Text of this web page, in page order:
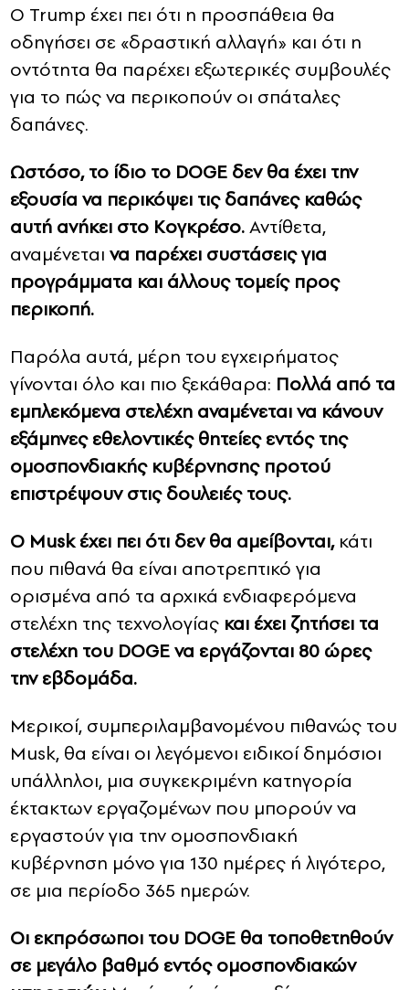
Ο Trump έχει πει ότι η προσπάθεια θα
οδηγήσει σε «δραστική αλλαγή» και ότι η
οντότητα θα παρέχει εξωτερικές συμβουλές
για το πώς να περικοπούν οι σπάταλες
δαπάνες.
Ωστόσο, το ίδιο το DOGE δεν θα έχει την
εξουσία να περικόψει τις δαπάνες καθώς
αυτή ανήκει στο Κογκρέσο.Αντίθετα,
αναμένεται να παρέχει συστάσεις για
προγράμματα και άλλους τομείς προς
περικοπή.
Παρόλα αυτά, μέρη του εγχειρήματος
γίνονται όλο και πιο ξεκάθαρα: Πολλά από τα
εμπλεκόμενα στελέχη αναμένεται να κάνουν
εξάμηνες εθελοντικές θητείες εντός της
ομοσπονδιακής κυβέρνησης προτού
επιστρέψουν στις δουλειές τους.
Ο Musk έχει πει ότι δεν θα αμείβονται,κάτι
που πιθανά θα είναι αποτρεπτικό για
ορισμένα από τα αρχικά ενδιαφερόμενα
στελέχη της τεχνολογίας και έχει ζητήσει τα
στελέχη του DOGE να εργάζονται 80 ώρες
την εβδομάδα.
Μερικοί, συμπεριλαμβανομένου πιθανώς του
Musk, θα είναι οι λεγόμενοι ειδικοί δημόσιοι
υπάλληλοι, μια συγκεκριμένη κατηγορία
έκτακτων εργαζομένων που μπορούν να
εργαστούν για την ομοσπονδιακή
κυβέρνηση μόνο για 130 ημέρες ή λιγότερο,
σε μια περίοδο 365 ημερών.
Οι εκπρόσωποι του DOGE θα τοποθετηθούν
σε μεγάλο βαθμό εντός ομοσπονδιακών